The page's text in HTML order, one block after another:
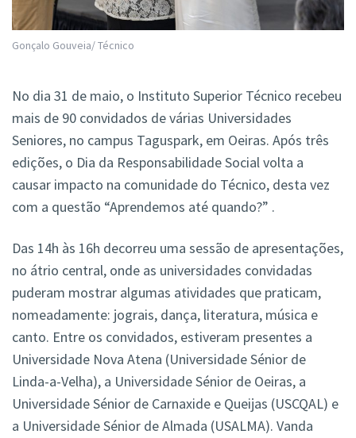
Gonçalo Gouveia/ Técnico
No dia 31 de maio, o Instituto Superior Técnico recebeu
mais de 90 convidados de várias Universidades
Seniores, no campus Taguspark, em Oeiras. Após três
edições, o Dia da Responsabilidade Social volta a
causar impacto na comunidade do Técnico, desta vez
com a questão “Aprendemos até quando?” .
Das 14h às 16h decorreu uma sessão de apresentações,
no átrio central, onde as universidades convidadas
puderam mostrar algumas atividades que praticam,
nomeadamente: jograis, dança, literatura, música e
canto. Entre os convidados, estiveram presentes a
Universidade Nova Atena (Universidade Sénior de
Linda-a-Velha), a Universidade Sénior de Oeiras, a
Universidade Sénior de Carnaxide e Queijas (USCQAL) e
a Universidade Sénior de Almada (USALMA). Vanda